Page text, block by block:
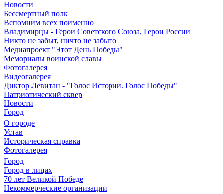
Новости
Бессмертный полк
Вспомним всех поименно
Владимирцы - Герои Советского Союза, Герои России
Никто не забыт, ничто не забыто
Медиапроект "Этот День Победы"
Мемориалы воинской славы
Фотогалерея
Видеогалерея
Диктор Левитан - "Голос Истории. Голос Победы"
Патриотический сквер
Новости
Город
О городе
Устав
Историческая справка
Фотогалерея
Город
Город в лицах
70 лет Великой Победе
Некоммерческие организации